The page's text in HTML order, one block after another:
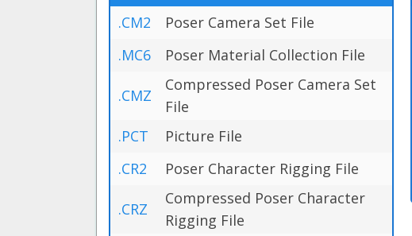
.CM2
Poser Camera Set File
.MC6
Poser Material Collection File
.CMZ
Compressed Poser Camera Set
File
.PCT
Picture File
.CR2
Poser Character Rigging File
.CRZ
Compressed Poser Character
Rigging File